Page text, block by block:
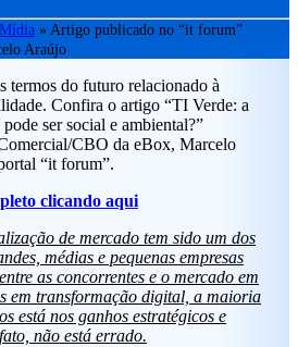
» Artigo publicado no “it forum”
Araújo
termos do futuro relacionado à
Confira o artigo “TI Verde: a
ser social e ambiental?”
CBO da eBox, Marcelo
“it forum”.
clicando aqui
de mercado tem sido um dos
médias e pequenas empresas
as concorrentes e o mercado em
em transformação digital, a maioria
está nos ganhos estratégicos e
não está errado.